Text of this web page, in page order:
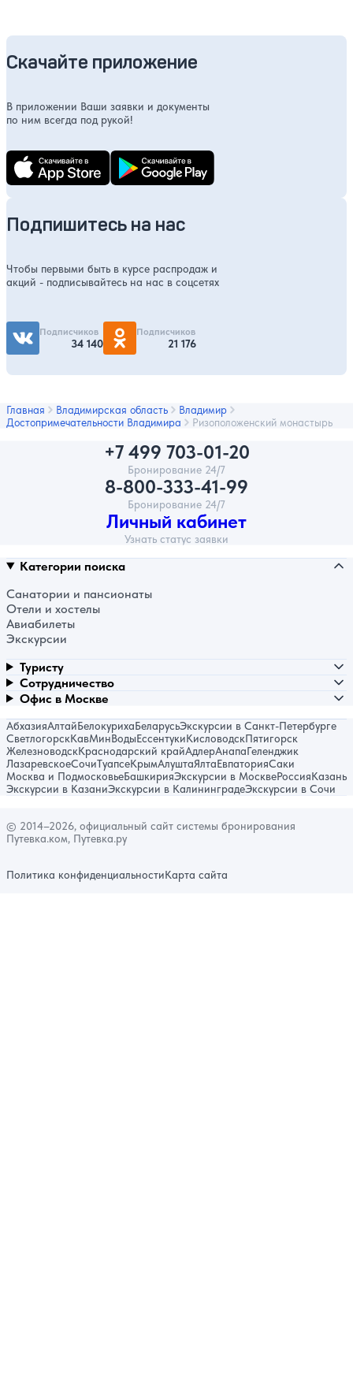
Скачайте приложение
В приложении Ваши заявки и документы
по ним всегда под рукой!
Подпишитесь на нас
Чтобы первыми быть в курсе распродаж и
акций - подписывайтесь на нас в соцсетях
Подписчиков
34 140
Подписчиков
21 176
Главная Владимирская область
Владимир
Достопримечательности Владимира
Ризоположенский монастырь
+7 499 703-01-20
Бронирование 24/7
8-800-333-41-99
Бронирование 24/7
Личный кабинет
Узнать статус заявки
Категории поиска
Санатории и пансионаты
Отели и хостелы
Авиабилеты
Экскурсии
Туристу
Сотрудничество
Офис в Москве
АбхазияАлтайБелокурихаБеларусьЭкскурсии в Санкт-Петербурге
СветлогорскКавМинВодыЕссентукиКисловодскПятигорск
ЖелезноводскКраснодарский крайАдлерАнапаГеленджик
ЛазаревскоеСочиТуапсеКрымАлуштаЯлтаЕвпаторияСаки
Москва и ПодмосковьеБашкирияЭкскурсии в МосквеРоссияКазань
Экскурсии в КазаниЭкскурсии в КалининградеЭкскурсии в Сочи
© 2014–2026, официальный сайт системы бронирования
Путевка.ком, Путевка.ру
Политика конфиденциальностиКарта сайта